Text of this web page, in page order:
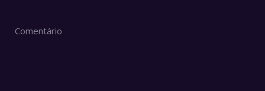
Comentário